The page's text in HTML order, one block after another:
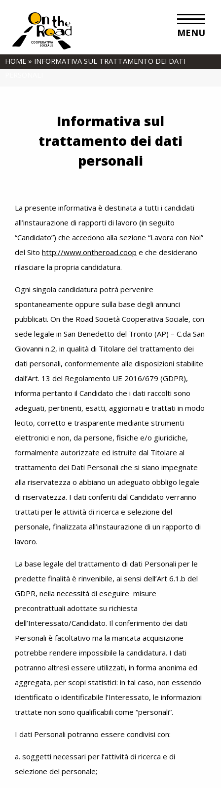
MENU
HOME » INFORMATIVA SUL TRATTAMENTO DEI DATI
Informativa sul
trattamento dei dati
personali
La presente informativa è destinata a tutti i candidati
all’instaurazione di rapporti di lavoro (in seguito
“Candidato”) che accedono alla sezione “Lavora con Noi”
del Sito http://www.ontheroad.coop e che desiderano
rilasciare la propria candidatura.
Ogni singola candidatura potrà pervenire
spontaneamente oppure sulla base degli annunci
pubblicati. On the Road Società Cooperativa Sociale, con
sede legale in San Benedetto del Tronto (AP) – C.da San
Giovanni n.2, in qualità di Titolare del trattamento dei
dati personali, conformemente alle disposizioni stabilite
dall’Art. 13 del Regolamento UE 2016/679 (GDPR),
informa pertanto il Candidato che i dati raccolti sono
adeguati, pertinenti, esatti, aggiornati e trattati in modo
lecito, corretto e trasparente mediante strumenti
elettronici e non, da persone, fisiche e/o giuridiche,
formalmente autorizzate ed istruite dal Titolare al
trattamento dei Dati Personali che si siano impegnate
alla riservatezza o abbiano un adeguato obbligo legale
di riservatezza. I dati conferiti dal Candidato verranno
trattati per le attività di ricerca e selezione del
personale, finalizzata all’instaurazione di un rapporto di
lavoro.
La base legale del trattamento di dati Personali per le
predette finalità è rinvenibile, ai sensi dell’Art 6.1.b del
GDPR, nella necessità di eseguire misure
precontrattuali adottate su richiesta
dell’Interessato/Candidato. Il conferimento dei dati
Personali è facoltativo ma la mancata acquisizione
potrebbe rendere impossibile la candidatura. I dati
potranno altresì essere utilizzati, in forma anonima ed
aggregata, per scopi statistici: in tal caso, non essendo
identificato o identificabile l’Interessato, le informazioni
trattate non sono qualificabili come “personali”.
I dati Personali potranno essere condivisi con:
a. soggetti necessari per l’attività di ricerca e di
selezione del personale;